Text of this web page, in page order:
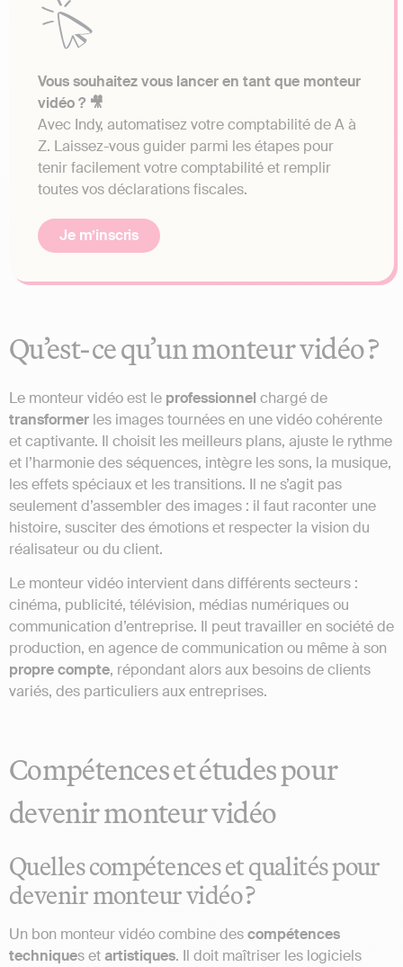
Vous souhaitez vous lancer en tant que monteur
vidéo ? 🎥
Avec Indy, automatisez votre comptabilité de A à
Z. Laissez-vous guider parmi les étapes pour
tenir facilement votre comptabilité et remplir
toutes vos déclarations fiscales.
Je m’inscris
Qu’est-ce qu’un monteur vidéo ?
Le monteur vidéo est le professionnel chargé de
transformer les images tournées en une vidéo cohérente
et captivante. Il choisit les meilleurs plans, ajuste le rythme
et l’harmonie des séquences, intègre les sons, la musique,
les effets spéciaux et les transitions. Il ne s’agit pas
seulement d’assembler des images : il faut raconter une
histoire, susciter des émotions et respecter la vision du
réalisateur ou du client.
Le monteur vidéo intervient dans différents secteurs :
cinéma, publicité, télévision, médias numériques ou
communication d’entreprise. Il peut travailler en société de
production, en agence de communication ou même à son
proprecompte, répondant alors aux besoins de clients
variés, des particuliers aux entreprises.
Compétences et études pour
devenir monteur vidéo
Quelles compétences et qualités pour
devenir monteur vidéo ?
Un bon monteur vidéo combine descompétences
techniques etartistiques. Il doit maîtriser les logiciels